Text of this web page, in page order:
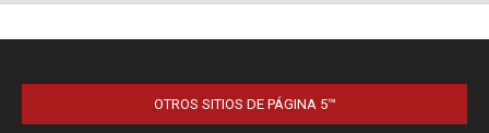
OTROS SITIOS DE PÁGINA 5™